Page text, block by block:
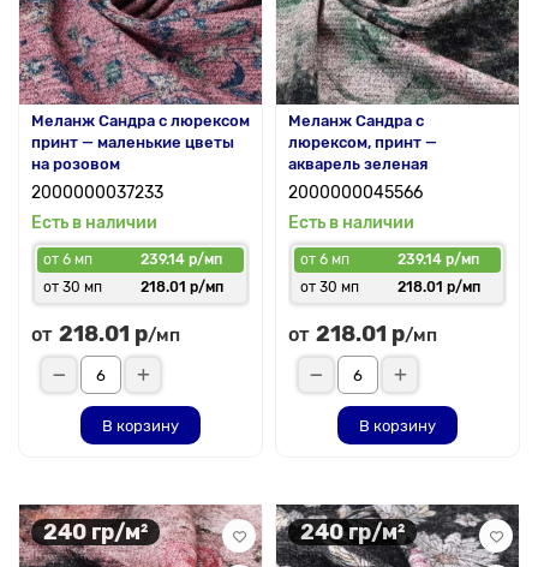
Меланж Сандра с люрексом
принт — маленькие цветы
на розовом
2000000037233
Есть в наличии
от 6 мп
239.14 р/мп
от 30 мп
218.01 р/мп
от 218.01 р/мп
В корзину
Меланж Сандра с
люрексом, принт —
акварель зеленая
2000000045566
Есть в наличии
от 6 мп
239.14 р/мп
от 30 мп
218.01 р/мп
от 218.01 р/мп
В корзину
240 гр/м² 240 гр/м²